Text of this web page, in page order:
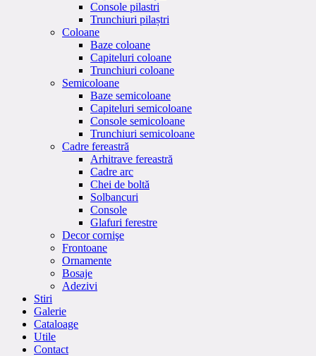
Console pilastri
Trunchiuri pilaștri
Coloane
Baze coloane
Capiteluri coloane
Trunchiuri coloane
Semicoloane
Baze semicoloane
Capiteluri semicoloane
Console semicoloane
Trunchiuri semicoloane
Cadre fereastră
Arhitrave fereastră
Cadre arc
Chei de boltă
Solbancuri
Console
Glafuri ferestre
Decor cornişe
Frontoane
Ornamente
Bosaje
Adezivi
Stiri
Galerie
Cataloage
Utile
Contact